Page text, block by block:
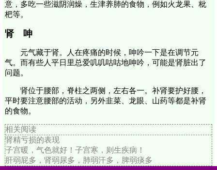
意，多吃一些滋阴润燥，生津养肺的食物，例如火龙果、枇
杷等。
肾 呻
元气藏于肾。人在疼痛的时候，呻吟一下是在调节元
气。而有些人平日里总爱叽叽咕咕地呻吟，可能是肾脏出了
问题。
肾位于腰部，脊柱之两侧，左右各一。补肾要护好腰，
平时要注意腰部的活动，另外韭菜、龙眼、山药等都是补肾
的食物。
相关阅读
肾精亏损的表现
子宫暖，气色就好！子宫寒，则生疾病！
肝弱屁多，肾弱尿多，肺弱汗多，脾弱痰多